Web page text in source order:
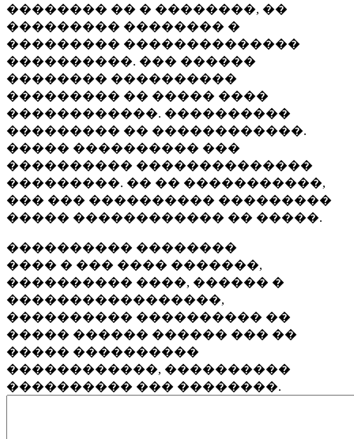
�������� �� � ��������, ��
��������� �������� �
��������� ��������������
����������. ��� ������
�������� ����������
��������� �� ����� ����
������������. ����������
��������� �� ������������.
����� ���������� ���
���������� ��������������
���������. �� �� �����������,
��� ��� ���������� ���������
����� ������������ �� �����.
���������� ��������
���� � ��� ���� �������,
���������� ����, ������ �
�����������������,
���������� ���������� ��
����� ������ ������ ��� ��
����� ����������
������������, ����������
���������� ��� ��������.